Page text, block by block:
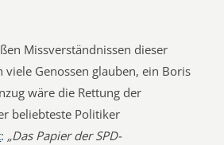
Missverständnissen dieser
viele Genossen glauben, ein Boris
wäre die Rettung der
beliebteste Politiker
: „Das Papier der SPD-